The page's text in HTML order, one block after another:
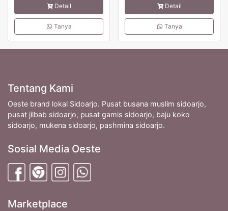
Detail
Tanya
Detail
Tanya
Tentang Kami
Oeste brand lokal Sidoarjo. Pusat busana muslim sidoarjo,
pusat jilbab sidoarjo, pusat gamis sidoarjo, baju koko
sidoarjo, mukena sidoarjo, pashmina sidoarjo.
Sosial Media Oeste
Marketplace